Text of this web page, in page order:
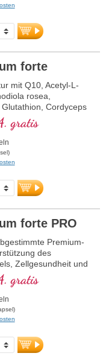
forte
mit Q10, Acetyl-L-
rosea,
Cordyceps
zu einem normalen
ATP in der
gratis
forte PRO
Premium-
des
Zellgesundheit und
Mitochondrien.
OPC, Q10, NADH
des
sowie bioaktive
die
der wertvollen
Vegan,
gratis